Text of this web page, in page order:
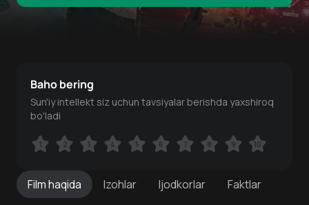
Filmhaqida Izohlar Ijodkorlar Faktlar
Baho bering
Sun'iy intellekt siz uchun tavsiyalar berishda yaxshiroq
bo'ladi
1 2 3 4 5 6 7 8 9 10
1 2 3 4 5 6 7 8 9 10